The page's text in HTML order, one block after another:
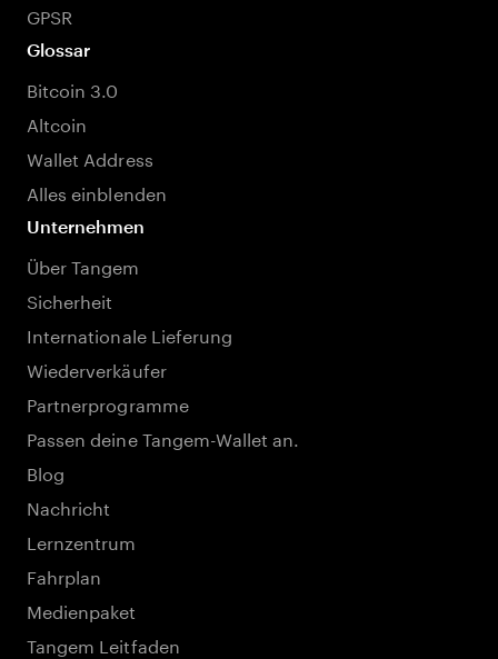
GPSR
Glossar
Bitcoin 3.0
Altcoin
Wallet Address
Alles einblenden
Unternehmen
Über Tangem
Sicherheit
Internationale Lieferung
Wiederverkäufer
Partnerprogramme
Passen deine Tangem-Wallet an.
Blog
Nachricht
Lernzentrum
Fahrplan
Medienpaket
Tangem Leitfaden